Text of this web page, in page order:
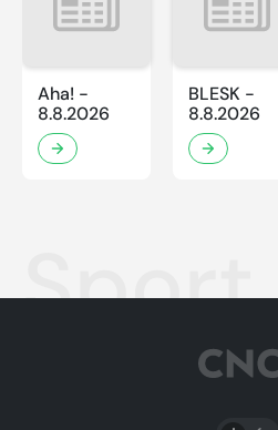
Aha! -
8.8.2026
BLESK -
8.8.2026
Sport